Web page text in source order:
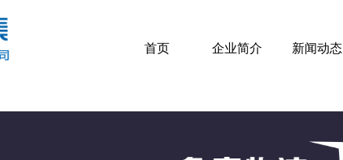
首页 企业简介 新闻动态